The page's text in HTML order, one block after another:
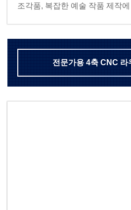
조각품, 복잡한 예술 작품 제작
전문가용 4축 CNC 라